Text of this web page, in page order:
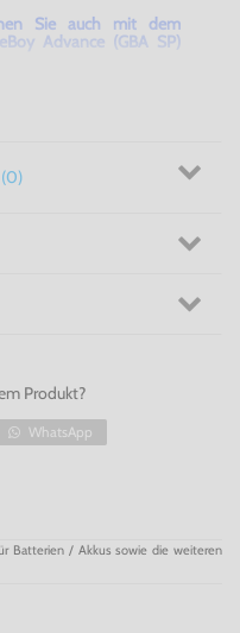
Sie auch mit dem
Advance (GBA SP)
(0)
Produkt?
WhatsApp
Batterien / Akkus sowie die weiteren